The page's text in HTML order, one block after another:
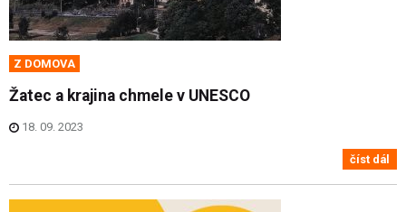
Z DOMOVA
Žatec a krajina chmele v UNESCO
18. 09. 2023
číst dál